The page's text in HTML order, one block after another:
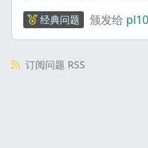
经典问题 颁发给
订阅问题 RSS